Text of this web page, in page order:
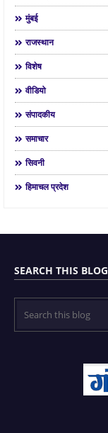
मुंबई
राजस्थान
विशेष
वीडियो
संपादकीय
समाचार
सिवनी
हिमाचल प्रदेश
SEARCH THIS BLOG